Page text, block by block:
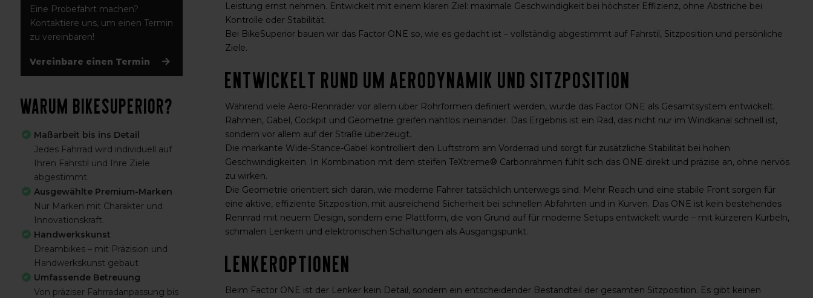
Eine Probefahrt machen?
Kontaktiere uns, um einen Termin
zu vereinbaren!
Vereinbare einen Termin
Warum BikeSuperior?
Maßarbeit bis ins Detail
Jedes Fahrrad wird individuell auf
Ihren Fahrstil und Ihre Ziele
abgestimmt.
Ausgewählte Premium-Marken
Nur Marken mit Charakter und
Innovationskraft.
Handwerkskunst
Dreambikes – mit Präzision und
Handwerkskunst gebaut
Umfassende Betreuung
Von präziser Fahrradanpassung bis
Leistung ernst nehmen. Entwickelt mit einem klaren Ziel: maximale Geschwindigkeit bei höchster Effizienz, ohne Abstriche bei
Kontrolle oder Stabilität.
Bei BikeSuperior bauen wir das Factor ONE so, wie es gedacht ist – vollständig abgestimmt auf Fahrstil, Sitzposition und persönliche
Ziele.
Entwickelt rund um Aerodynamik und Sitzposition
Während viele Aero-Rennräder vor allem über Rohrformen definiert werden, wurde das Factor ONE als Gesamtsystem entwickelt.
Rahmen, Gabel, Cockpit und Geometrie greifen nahtlos ineinander. Das Ergebnis ist ein Rad, das nicht nur im Windkanal schnell ist,
sondern vor allem auf der Straße überzeugt.
Die markante Wide-Stance-Gabel kontrolliert den Luftstrom am Vorderrad und sorgt für zusätzliche Stabilität bei hohen
Geschwindigkeiten. In Kombination mit dem steifen TeXtreme® Carbonrahmen fühlt sich das ONE direkt und präzise an, ohne nervös
zu wirken.
Die Geometrie orientiert sich daran, wie moderne Fahrer tatsächlich unterwegs sind. Mehr Reach und eine stabile Front sorgen für
eine aktive, effiziente Sitzposition, mit ausreichend Sicherheit bei schnellen Abfahrten und in Kurven. Das ONE ist kein bestehendes
Rennrad mit neuem Design, sondern eine Plattform, die von Grund auf für moderne Setups entwickelt wurde – mit kürzeren Kurbeln,
schmalen Lenkern und elektronischen Schaltungen als Ausgangspunkt.
Lenkeroptionen
Beim Factor ONE ist der Lenker kein Detail, sondern ein entscheidender Bestandteil der gesamten Sitzposition. Es gibt keinen